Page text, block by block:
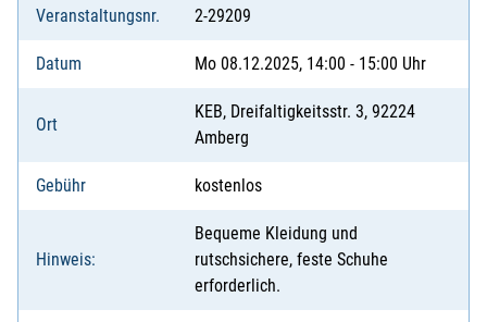
Veranstaltungsnr. 2-29209
Datum Mo 08.12.2025, 14:00 - 15:00 Uhr
Ort
KEB, Dreifaltigkeitsstr. 3, 92224
Amberg
Gebühr kostenlos
Hinweis:
Bequeme Kleidung und
rutschsichere, feste Schuhe
erforderlich.